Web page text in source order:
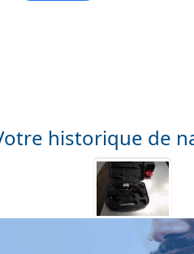
historique de